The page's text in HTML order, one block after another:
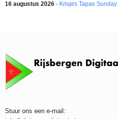
16 augustus 2026 - Krisjes Tapas Sunday
Stuur ons een e-mail: